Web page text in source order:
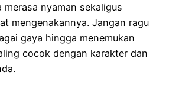
merasa nyaman sekaligus
mengenakannya. Jangan ragu
gaya hingga menemukan
cocok dengan karakter dan